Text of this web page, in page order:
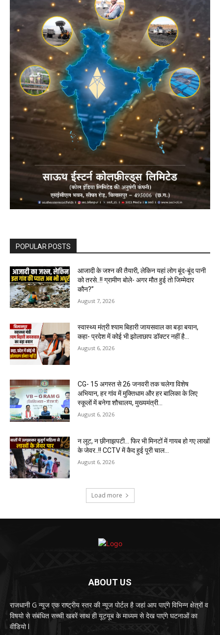
POPULAR POSTS
आजादी के जश्न की तैयारी, लेकिन यहां लोग बूंद-बूंद पानी
को तरसे..!! ग्रामीण बोले- अगर मौत हुई तो जिम्मेदार
कौन?”
August 7, 2026
स्वास्थ्य मंत्री श्याम बिहारी जायसवाल का बड़ा बयान,
कहा- प्रदेश में कोई भी झोलाछाप डॉक्टर नहीं है…
August 6, 2026
CG- 15 अगस्त से 26 जनवरी तक चलेगा विशेष
अभियान, हर गांव में मुक्तिधाम और हर बालिका के लिए
स्कूलों में बनेगा शौचालय, मुख्यमंत्री...
August 6, 2026
न लूट, न छीनाझपटी… फिर भी मिनटों में गायब हो गए लाखों
के जेवर..!! CCTV में कैद हुई पूरी चाल…
August 6, 2026
Load more
ABOUT US
राजधानी G न्यूज एक राष्ट्रीय स्तर की न्यूज पोर्टल है जहां आप पाएंगे विभिन्न क्षेत्रों व
विषयो से संबंधित सच्ची खबरें साथ ही यूट्यूब के माध्यम से देख पाएंगे घटनाओं का
वीडियो l